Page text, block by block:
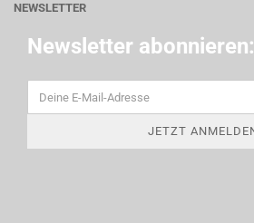
NEWSLETTER
Newsletter abonnieren: